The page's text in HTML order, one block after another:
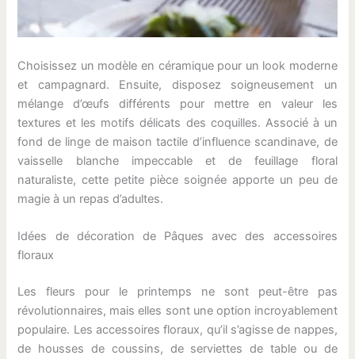
Choisissez un modèle en céramique pour un look moderne
et campagnard. Ensuite, disposez soigneusement un
mélange d’œufs différents pour mettre en valeur les
textures et les motifs délicats des coquilles. Associé à un
fond de linge de maison tactile d’influence scandinave, de
vaisselle blanche impeccable et de feuillage floral
naturaliste, cette petite pièce soignée apporte un peu de
magie à un repas d’adultes.
Idées de décoration de Pâques avec des accessoires
floraux
Les fleurs pour le printemps ne sont peut-être pas
révolutionnaires, mais elles sont une option incroyablement
populaire. Les accessoires floraux, qu’il s’agisse de nappes,
de housses de coussins, de serviettes de table ou de